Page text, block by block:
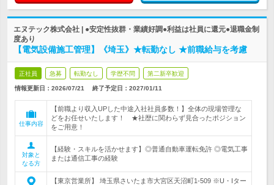
エヌテック株式会社 | ●安定性抜群・業績好調●利益は社員に還元●退職金制
度あり
【電気設備施工管理】《埼玉》★転勤なし ★前職給与を考慮
正社員 急募 転勤なし 学歴不問 第二新卒歓迎
情報更新日：2026/07/21 終了予定日： 2027/01/11
仕事内容
【前職より収入UPした中途入社社員多数！】全体の現場管理な
どをお任せいたします！ ★社歴に関わらず見合ったポジション
をご用意！
対象と
なる方
【経験・スキルを活かせます】◎普通自動車運転免許 ◎電気工事
または通信工事の経験
【東京営業所】 埼玉県さいたま市大宮区天沼町1-509 ※U・Iター